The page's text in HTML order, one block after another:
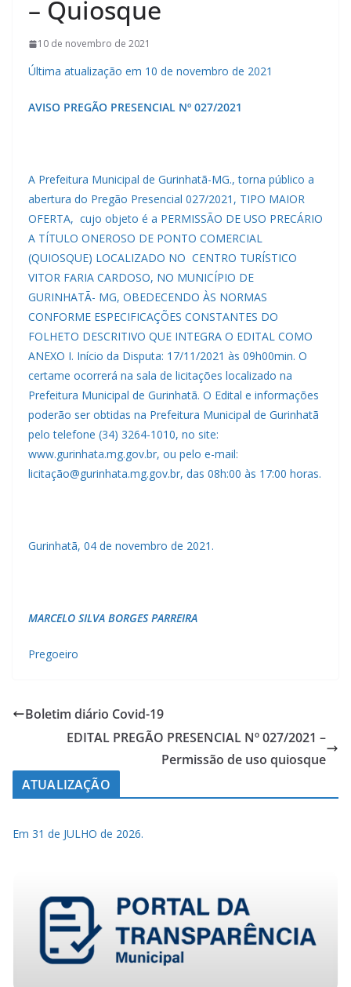
– Quiosque
10 de novembro de 2021
Última atualização em 10 de novembro de 2021
AVISO PREGÃO PRESENCIAL Nº 027/2021
A Prefeitura Municipal de Gurinhatã-MG., torna público a
abertura do Pregão Presencial 027/2021, TIPO MAIOR
OFERTA, cujo objeto é a PERMISSÃO DE USO PRECÁRIO
A TÍTULO ONEROSO DE PONTO COMERCIAL
(QUIOSQUE) LOCALIZADO NO CENTRO TURÍSTICO
VITOR FARIA CARDOSO, NO MUNICÍPIO DE
GURINHATÃ- MG, OBEDECENDO ÀS NORMAS
CONFORME ESPECIFICAÇÕES CONSTANTES DO
FOLHETO DESCRITIVO QUE INTEGRA O EDITAL COMO
ANEXO I. Início da Disputa: 17/11/2021 às 09h00min. O
certame ocorrerá na sala de licitações localizado na
Prefeitura Municipal de Gurinhatã. O Edital e informações
poderão ser obtidas na Prefeitura Municipal de Gurinhatã
pelo telefone (34) 3264-1010, no site:
www.gurinhata.mg.gov.br, ou pelo e-mail:
licitação@gurinhata.mg.gov.br, das 08h:00 às 17:00 horas.
Gurinhatã, 04 de novembro de 2021.
MARCELO SILVA BORGES PARREIRA
Pregoeiro
Boletim diário Covid-19
EDITAL PREGÃO PRESENCIAL Nº 027/2021 –
Permissão de uso quiosque
ATUALIZAÇÃO
Em 31 de JULHO de 2026.